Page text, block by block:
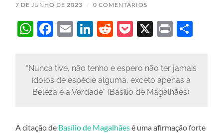
7 DE JUNHO DE 2023 / 0 COMENTÁRIOS
WhatsApp
Facebook
EmailLinkedIn
Reddit
Pocket
X Print
“Nunca tive, não tenho e espero não ter jamais
ídolos de espécie alguma, exceto apenas a
Beleza e a Verdade” (Basílio de Magalhães).
A citação de Basílio de Magalhãesé uma afirmação forte